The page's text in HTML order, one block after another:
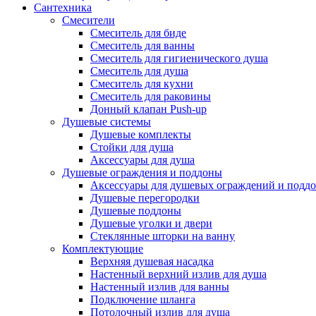
Сантехника
Смесители
Смеситель для биде
Смеситель для ванны
Смеситель для гигиенического душа
Смеситель для душа
Смеситель для кухни
Смеситель для раковины
Донный клапан Push-up
Душевые системы
Душевые комплекты
Стойки для душа
Аксессуары для душа
Душевые ограждения и поддоны
Аксессуары для душевых ограждений и
Душевые перегородки
Душевые поддоны
Душевые уголки и двери
Стеклянные шторки на ванну
Комплектующие
Верхняя душевая насадка
Настенный верхний излив для душа
Настенный излив для ванны
Подключение шланга
Потолочный излив для душа